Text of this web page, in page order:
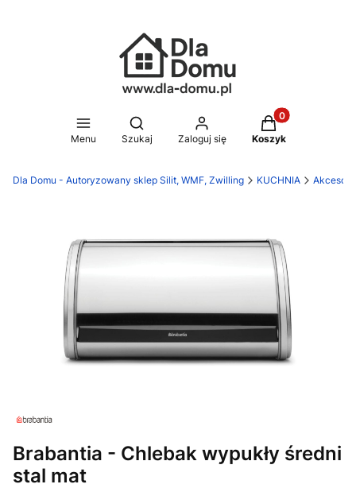
Menu
Otwórz wyszukiwarkę
Szukaj Zaloguj się
Produkty w
Koszyk
Dla Domu - Autoryzowany sklep Silit, WMF, Zwilling KUCHNIA
Brabantia - Chlebak wypukły średni
stal mat